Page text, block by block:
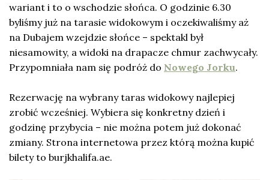
wariant i to o wschodzie słońca. O godzinie 6.30
byliśmy już na tarasie widokowym i oczekiwaliśmy aż
na Dubajem wzejdzie słońce – spektakl był
niesamowity, a widoki na drapacze chmur zachwycały.
Przypomniała nam się podróż do Nowego Jorku.
Rezerwację na wybrany taras widokowy najlepiej
zrobić wcześniej. Wybiera się konkretny dzień i
godzinę przybycia – nie można potem już dokonać
zmiany. Strona internetowa przez którą można kupić
bilety to burjkhalifa.ae.